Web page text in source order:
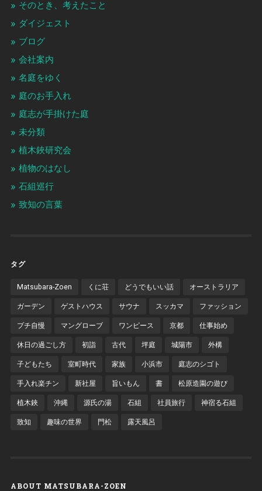
そのとき、考えたこと
ダイジェスト
ブログ
会社案内
名庭をゆく
庭のお手入れ
庭志が手掛けた庭
未分類
植木鋏研究会
植物のはなし
石組巡行
致知の言葉
タグ
Matsubara-Zoen くに荘 どうでもいい話 オーストラリア
ガーデン ゲストハウス サウナ スッカマ ファッション
プチ自慢 マングローブ ワンピース 京都 仕事始め
休日の過ごし方 初詣 古代 坪庭 城陽市 外構
子どもたち 室町時代 家族 小浜市 庭志のシゴト
手入れ楽チン 新社屋 旨いもん 書 松原造園の遊び
植木鋏 沖縄 源氏の湯 石組 社員旅行 神宿る石組
致知 趣味の世界 門松 露天風呂
ABOUT MATSUBARA-ZOEN